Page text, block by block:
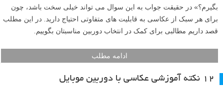
بگیرم؟» در حقیقت جواب به این سوال می تواند خیلی سخت باشد، چون
برای هر سبک از عکاسی به قابلیت های متفاوتی احتیاج دارید. در این مطلب
قصد داریم مطالبی برای کمک در انتخاب دوربین مناسبتان بگوییم.
ادامه مطلب
۱۲ نکته آموزشی عکاسی با دوربین موبایل